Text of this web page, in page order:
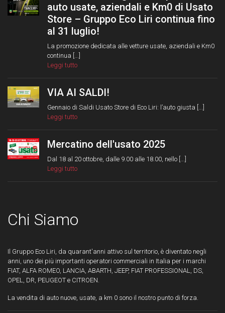
auto usate, aziendali e Km0 di Usato
Store – Gruppo Eco Liri continua fino
al 31 luglio!
La promozione dedicata alle vetture usate, aziendali e Km0
continua [...]
Leggi tutto
VIA AI SALDI!
Gennaio di Saldi Usato Store di Eco Liri: l’auto giusta [...]
Leggi tutto
Mercatino dell'usato 2025
Dal 18 al 20 ottobre, dalle 9.00 alle 18.00, nello [...]
Leggi tutto
Chi Siamo
Il Gruppo Eco Liri, da quarant'anni attivo sul territorio, è diventato negli
anni, uno dei più importanti operatori commerciali in Italia per i marchi
FIAT, ALFA ROMEO, LANCIA, ABARTH, JEEP, FIAT PROFESSIONAL, DS,
OPEL, DR, PEUGEOT e CITROEN.
La vendita di auto nuove, usate, a km 0 sono il nostro punto di forza.